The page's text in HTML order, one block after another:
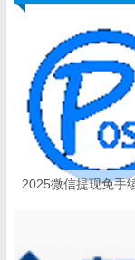
2025微信提现免手